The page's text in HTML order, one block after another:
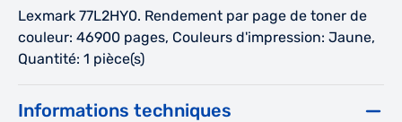
Lexmark 77L2HY0. Rendement par page de toner de
couleur: 46900 pages, Couleurs d'impression: Jaune,
Quantité: 1 pièce(s)
Informations techniques